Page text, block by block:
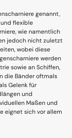
genannt,
flexible
wie namentlich
jedoch nicht zuletzt
wobei diese
werden
sowie an Schiffen,
die Bänder oftmals
Gelenk für
und
Maßen und
eignet sich vor allem